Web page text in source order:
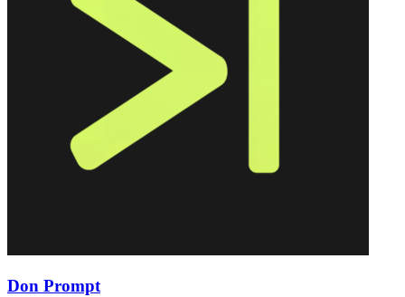
Don Prompt